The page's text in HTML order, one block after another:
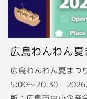
広島わんわん
広島わんわん夏ま
5:00〜20:30